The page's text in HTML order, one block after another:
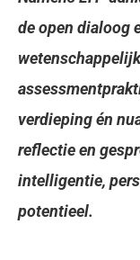
de open dialoog
verdiepingén
reflectie en
intelligentie,
potentieel.